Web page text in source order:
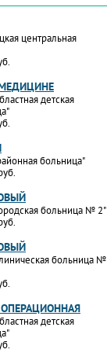
центральная
детская
больница"
больница № 2"
больница №
детская